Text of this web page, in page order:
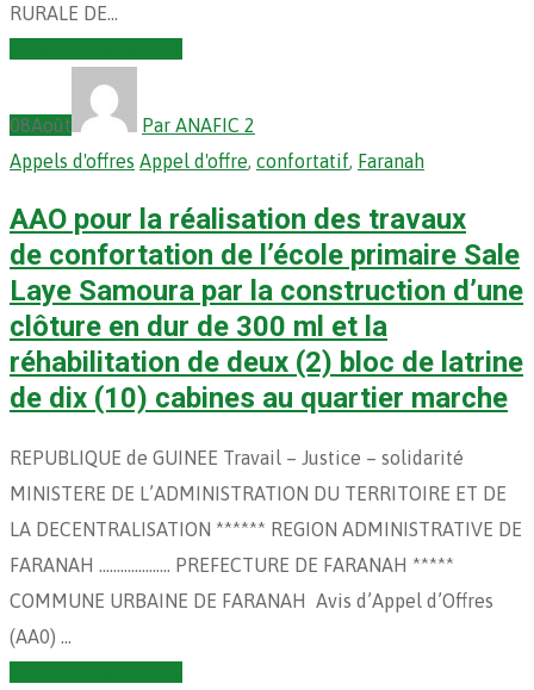
RURALE DE…
08Août
Par ANAFIC 2
Appels d'offres Appel d'offre confortatif Faranah
AAO pour la réalisation des travaux
de confortation de l’école primaire Sale
Laye Samoura par la construction d’une
clôture en dur de 300 ml et la
réhabilitation de deux (2) bloc de latrine
de dix (10) cabines au quartier marche
REPUBLIQUE de GUINEE Travail – Justice – solidarité
MINISTERE DE L’ADMINISTRATION DU TERRITOIRE ET DE
LA DECENTRALISATION ****** REGION ADMINISTRATIVE DE
FARANAH ……………….. PREFECTURE DE FARANAH *****
COMMUNE URBAINE DE FARANAH Avis d’Appel d’Offres
(AA0) …